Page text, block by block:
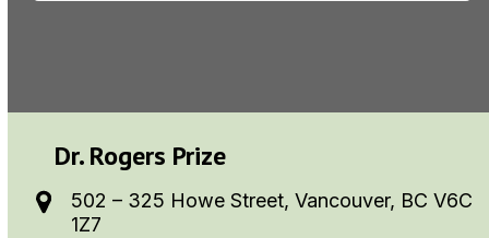
Dr. Rogers Prize
502 – 325 Howe Street, Vancouver, BC V6C
1Z7